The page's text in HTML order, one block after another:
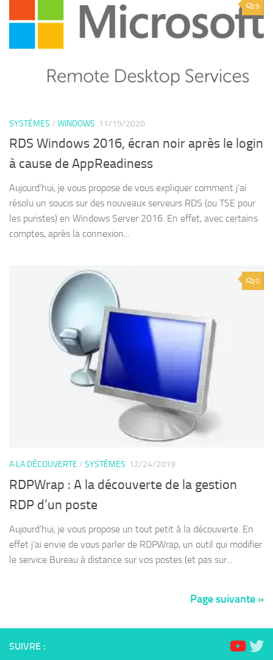
9
SYSTÈMES / WINDOWS 11/19/2020
RDS Windows 2016, écran noir après le login
à cause de AppReadiness
Aujourd’hui, je vous propose de vous expliquer comment j’ai
résolu un soucis sur des nouveaux serveurs RDS (ou TSE pour
les puristes) en Windows Server 2016. En effet, avec certains
comptes, après la connexion...
0
A LA DÉCOUVERTE / SYSTÈMES 12/24/2019
RDPWrap : A la découverte de la gestion
RDP d’un poste
Aujourd’hui, je vous propose un tout petit à la découverte. En
effet j’ai envie de vous parler de RDPWrap, un outil qui modifier
le service Bureau à distance sur vos postes (et pas sur...
Page suivante »
SUIVRE :